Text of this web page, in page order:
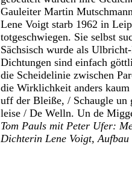
Gauleiter Martin
Lene Voigt starb 1962 in
totgeschwiegen. Sie selbst
Sächsisch wurde als
Dichtungen sind einfach
die Scheidelinie zwischen
die Wirklichkeit anders
uff der Bleiße, / Schaugle un
leise / De Welln. Un de
Tom Pauls mit Peter Ufer:
Dichterin Lene Voigt,